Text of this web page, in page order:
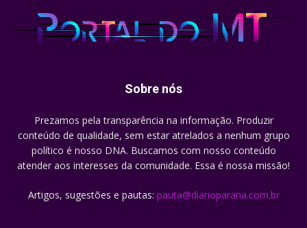
Sobre nós
Prezamos pela transparência na informação. Produzir
conteúdo de qualidade, sem estar atrelados a nenhum grupo
político é nosso DNA. Buscamos com nosso conteúdo
atender aos interesses da comunidade. Essa é nossa missão!
Artigos, sugestões e pautas: pauta@diarioparana.com.br